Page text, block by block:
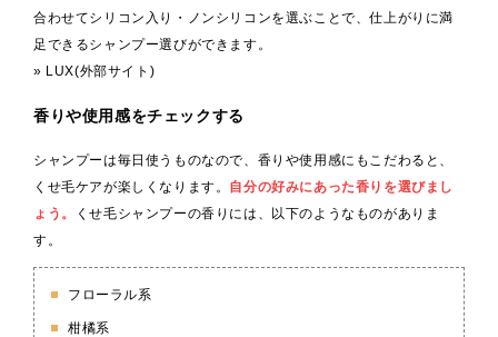
合わせてシリコン入り・ノンシリコンを選ぶことで、仕上がりに満
足できるシャンプー選びができます。
» LUX(外部サイト)
香りや使用感をチェックする
シャンプーは毎日使うものなので、香りや使用感にもこだわると、
くせ毛ケアが楽しくなります。 自分の好みにあった香りを選びまし
ょう。
くせ毛シャンプーの香りには、以下のようなものがありま
す。
フローラル系
柑橘系